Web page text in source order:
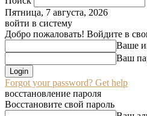
Пятница, 7 августа, 2026
войти в систему
Добро пожаловать! Войдите в
Ваше
Ваш
Forgot your password? Get help
восстановление пароля
Восстановите свой пароль